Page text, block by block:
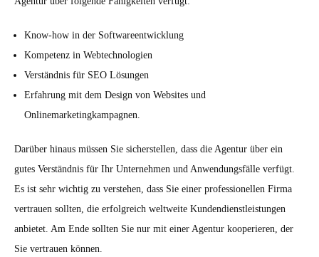
Know-how in der Softwareentwicklung
Kompetenz in Webtechnologien
Verständnis für SEO Lösungen
Erfahrung mit dem Design von Websites und
Onlinemarketingkampagnen.
Darüber hinaus müssen Sie sicherstellen, dass die Agentur über ein
gutes Verständnis für Ihr Unternehmen und Anwendungsfälle verfügt.
Es ist sehr wichtig zu verstehen, dass Sie einer professionellen Firma
vertrauen sollten, die erfolgreich weltweite Kundendienstleistungen
anbietet. Am Ende sollten Sie nur mit einer Agentur kooperieren, der
Sie vertrauen können.